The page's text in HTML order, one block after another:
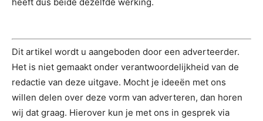
Dit artikel wordt u aangeboden door een adverteerder.
Het is niet gemaakt onder verantwoordelijkheid van de
redactie van deze uitgave. Mocht je ideeën met ons
willen delen over deze vorm van adverteren, dan horen
wij dat graag. Hierover kun je met ons in gesprek via